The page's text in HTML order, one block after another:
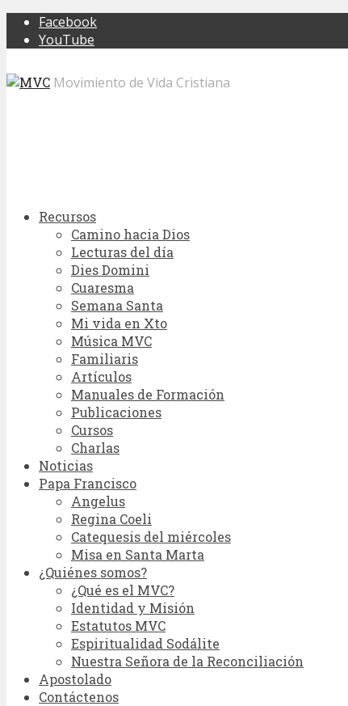
Facebook
YouTube
Movimiento de Vida Cristiana
Recursos
Camino hacia Dios
Lecturas del día
Dies Domini
Cuaresma
Semana Santa
Mi vida en Xto
Música MVC
Familiaris
Artículos
Manuales de Formación
Publicaciones
Cursos
Charlas
Noticias
Papa Francisco
Angelus
Regina Coeli
Catequesis del miércoles
Misa en Santa Marta
¿Quiénes somos?
¿Qué es el MVC?
Identidad y Misión
Estatutos MVC
Espiritualidad Sodálite
Nuestra Señora de la Reconciliación
Apostolado
Contáctenos